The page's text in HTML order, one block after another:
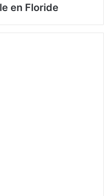
en Floride